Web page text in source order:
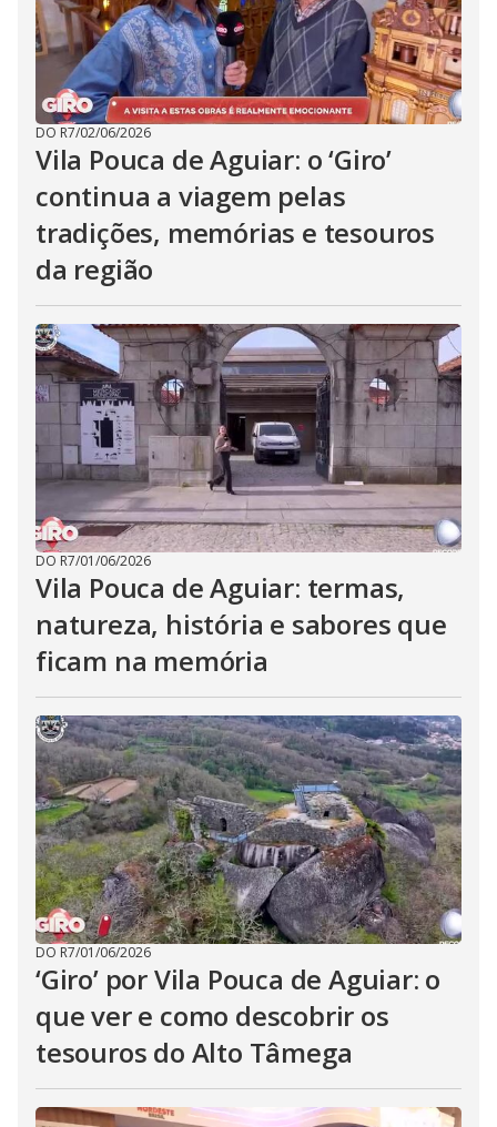
DO R7/02/06/2026
Vila Pouca de Aguiar: o ‘Giro’
continua a viagem pelas
tradições, memórias e tesouros
da região
DO R7/01/06/2026
Vila Pouca de Aguiar: termas,
natureza, história e sabores que
ficam na memória
DO R7/01/06/2026
‘Giro’ por Vila Pouca de Aguiar: o
que ver e como descobrir os
tesouros do Alto Tâmega